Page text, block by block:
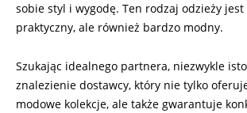
sobie styl i wygodę. Ten rodzaj odzieży
praktyczny, ale również bardzo modny.
Szukając idealnego partnera, niezwykle
znalezienie dostawcy, który nie tylko
modowe kolekcje, ale także gwarantuje